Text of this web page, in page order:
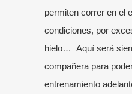
permiten correr en el
condiciones, por
hielo… Aquí será
compañera para
entrenamiento